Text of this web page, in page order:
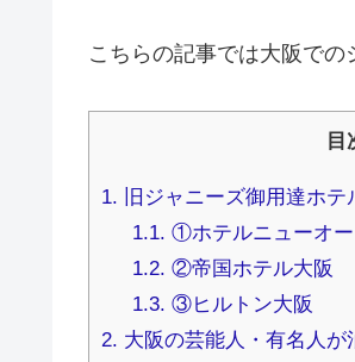
こちらの記事では大阪での
目
1. 旧ジャニーズ御用達ホテ
1.1. ①ホテルニューオー
1.2. ②帝国ホテル大阪
1.3. ③ヒルトン大阪
2. 大阪の芸能人・有名人が